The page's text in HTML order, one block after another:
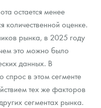
остается менее
количественной оценке.
рынка, в 2025 году
это можно было
данных. В
спрос в этом сегменте
тех же факторов
сегментах рынка.